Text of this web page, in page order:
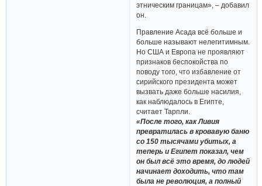
этническим границам», – добавил
он.
Правление Асада всё больше и
больше называют нелегитимным.
Но США и Европа не проявляют
признаков беспокойства по
поводу того, что избавление от
сирийского президента может
вызвать даже больше насилия,
как наблюдалось в Египте,
считает Тарпли.
«После того, как Ливия
превратилась в кровавую баню
со 150 тысячами убитых, а
теперь и Египет показал, чем
он был всё это время, до людей
начинает доходить, что там
была не революция, а полный